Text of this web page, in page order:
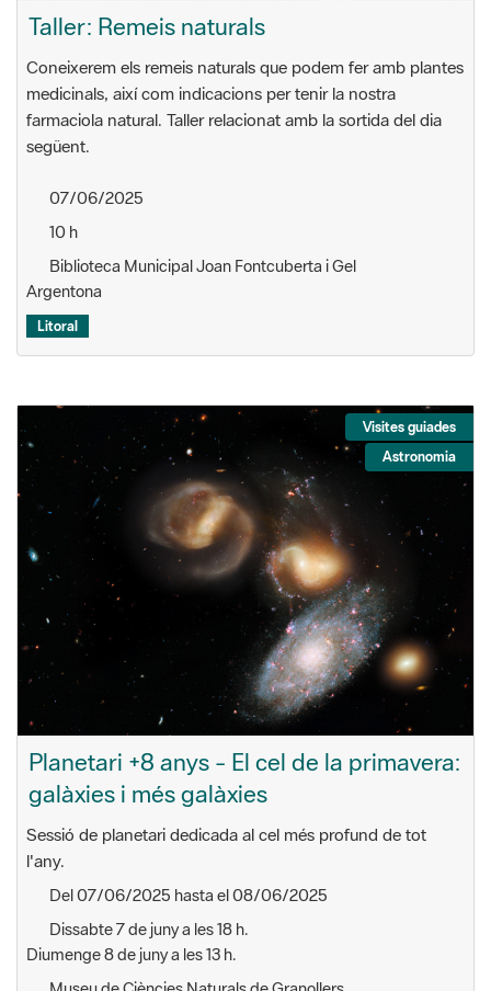
Taller: Remeis naturals
Coneixerem els remeis naturals que podem fer amb plantes
medicinals, així com indicacions per tenir la nostra
farmaciola natural. Taller relacionat amb la sortida del dia
següent.
07/06/2025
10 h
Biblioteca Municipal Joan Fontcuberta i Gel
Argentona
Litoral
Visites guiades
Astronomia
Planetari +8 anys - El cel de la primavera:
galàxies i més galàxies
Sessió de planetari dedicada al cel més profund de tot
l'any.
Del 07/06/2025 hasta el 08/06/2025
Dissabte 7 de juny a les 18 h.
Diumenge 8 de juny a les 13 h.